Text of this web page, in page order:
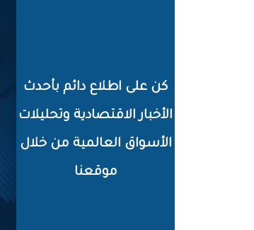
كن على اطلاع دائم بأحدث
الأخبار الاقتصادية وتحليلات
الأسواق العالمية من خلال
موقعنا